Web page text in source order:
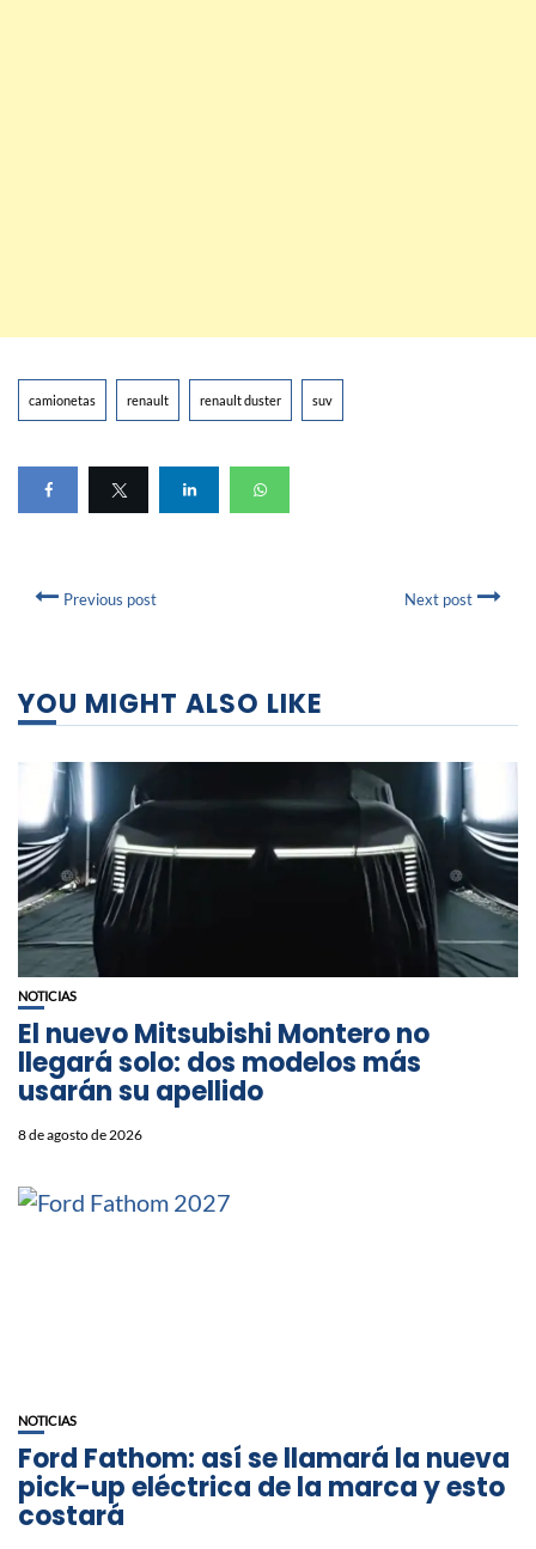
camionetas renault renault duster suv
Previous post Next post
YOU MIGHT ALSO LIKE
NOTICIAS
⁠El nuevo Mitsubishi Montero no
llegará solo: dos modelos más
usarán su apellido
8 de agosto de 2026
NOTICIAS
Ford Fathom: así se llamará la nueva
pick-up eléctrica de la marca y esto
costará